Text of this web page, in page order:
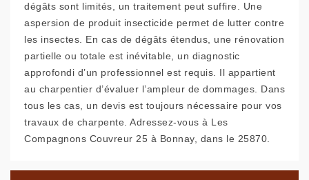
dégâts sont limités, un traitement peut suffire. Une
aspersion de produit insecticide permet de lutter contre
les insectes. En cas de dégâts étendus, une rénovation
partielle ou totale est inévitable, un diagnostic
approfondi d’un professionnel est requis. Il appartient
au charpentier d’évaluer l’ampleur de dommages. Dans
tous les cas, un devis est toujours nécessaire pour vos
travaux de charpente. Adressez-vous à Les
Compagnons Couvreur 25 à Bonnay, dans le 25870.